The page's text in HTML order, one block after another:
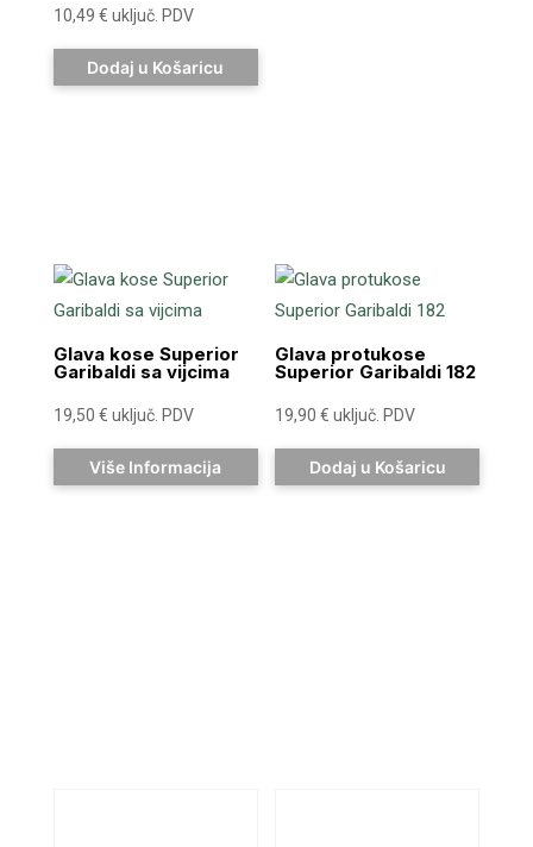
10,49 € uključ. PDV
Dodaj u Košaricu
Glava kose Superior
Garibaldi sa vijcima
19,50 € uključ. PDV
Više Informacija
Glava protukose
Superior Garibaldi 182
19,90€ uključ. PDV
Dodaj u Košaricu